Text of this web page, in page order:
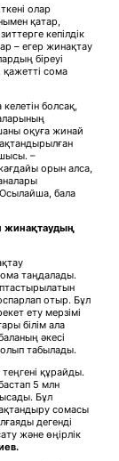
олар
қатар,
кепілдік
– егер жинақтау
біреуі
қажетті сома
болсақ,
оқуға жинай
–
орын алса,
бала
жинақтаудың
таңдалады.
отыр. Бұл
ету мерзімі
білім ала
әкесі
табылады.
құрайды.
5 млн
Бұл
сомасы
дегенді
және өңірлік
.